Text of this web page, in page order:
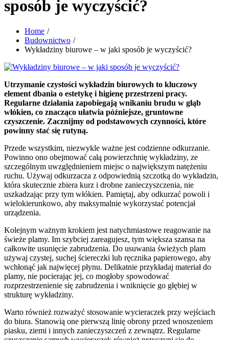
sposób je wyczyścić?
Home
Budownictwo
Wykładziny biurowe – w jaki sposób je wyczyścić?
Utrzymanie czystości wykładzin biurowych to kluczowy
element dbania o estetykę i higienę przestrzeni pracy.
Regularne działania zapobiegają wnikaniu brudu w głąb
włókien, co znacząco ułatwia późniejsze, gruntowne
czyszczenie. Zacznijmy od podstawowych czynności, które
powinny stać się rutyną.
Przede wszystkim, niezwykle ważne jest codzienne odkurzanie.
Powinno ono obejmować całą powierzchnię wykładziny, ze
szczególnym uwzględnieniem miejsc o największym natężeniu
ruchu. Używaj odkurzacza z odpowiednią szczotką do wykładzin,
która skutecznie zbiera kurz i drobne zanieczyszczenia, nie
uszkadzając przy tym włókien. Pamiętaj, aby odkurzać powoli i
wielokierunkowo, aby maksymalnie wykorzystać potencjał
urządzenia.
Kolejnym ważnym krokiem jest natychmiastowe reagowanie na
świeże plamy. Im szybciej zareagujesz, tym większa szansa na
całkowite usunięcie zabrudzenia. Do usuwania świeżych plam
używaj czystej, suchej ściereczki lub ręcznika papierowego, aby
wchłonąć jak najwięcej płynu. Delikatnie przykładaj materiał do
plamy, nie pocierając jej, co mogłoby spowodować
rozprzestrzenienie się zabrudzenia i wniknięcie go głębiej w
strukturę wykładziny.
Warto również rozważyć stosowanie wycieraczek przy wejściach
do biura. Stanowią one pierwszą linię obrony przed wnoszeniem
piasku, ziemi i innych zanieczyszczeń z zewnątrz. Regularne